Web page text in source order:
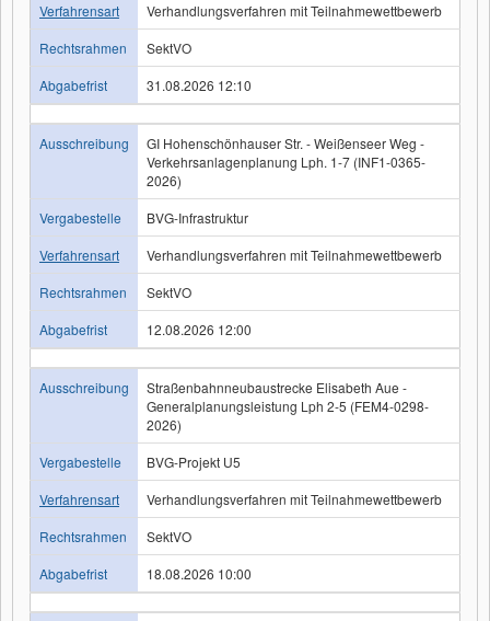
Verfahrensart
Verhandlungsverfahren mit Teilnahmewettbewerb
Rechtsrahmen
SektVO
Abgabefrist
31.08.2026 12:10
Ausschreibung
GI Hohenschönhauser Str. - Weißenseer Weg -
Verkehrsanlagenplanung Lph. 1-7 (INF1-0365-
2026)
Vergabestelle
BVG-Infrastruktur
Verfahrensart
Verhandlungsverfahren mit Teilnahmewettbewerb
Rechtsrahmen
SektVO
Abgabefrist
12.08.2026 12:00
Ausschreibung
Straßenbahnneubaustrecke Elisabeth Aue -
Generalplanungsleistung Lph 2-5 (FEM4-0298-
2026)
Vergabestelle
BVG-Projekt U5
Verfahrensart
Verhandlungsverfahren mit Teilnahmewettbewerb
Rechtsrahmen
SektVO
Abgabefrist
18.08.2026 10:00